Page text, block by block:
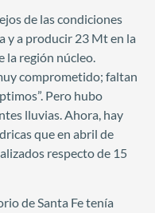
de las condiciones
y a producir 23 Mt en la
la región núcleo.
comprometido; faltan
Pero hubo
lluvias. Ahora, hay
que en abril de
respecto de 15
de Santa Fe tenía